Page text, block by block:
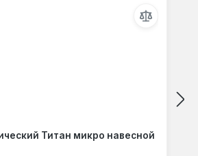
Титан микро навесной